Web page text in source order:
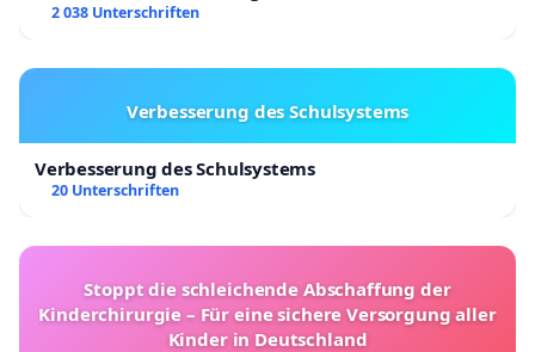
2 038 Unterschriften
Verbesserung des Schulsystems
Verbesserung des Schulsystems
20 Unterschriften
Stoppt die schleichende Abschaffung der
Kinderchirurgie – Für eine sichere Versorgung aller
Kinder in Deutschland